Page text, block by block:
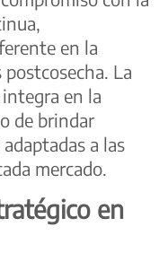
en la
La
en la
de brindar
a las
mercado.
en